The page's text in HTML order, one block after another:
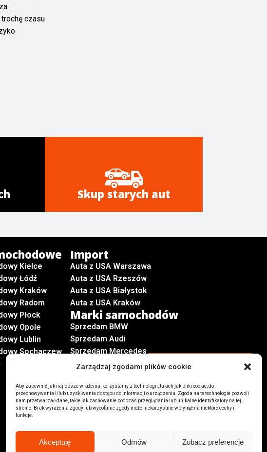
Zarządzaj zgodami plików cookie
Aby zapewnić jak najlepsze wrażenia, korzystamy z technologii, takich jak pliki cookie, do
przechowywania i/lub uzyskiwania dostępu do informacji o urządzeniu. Zgoda na te technologie pozwoli
nam przetwarzać dane, takie jak zachowanie podczas przeglądania lub unikalne identyfikatory na tej
stronie. Brak wyrażenia zgody lub wycofanie zgody może niekorzystnie wpłynąć na niektóre cechy i
funkcje.
Akceptuję Odmów Zobacz preferencje
czasu
Skup starych aut
Kielce
Łódź
Kraków
Radom
Płock
Opole
Lublin
Sochaczew
Import
Auta z USA Warszawa
Auta z USA Rzeszów
Auta z USA Białystok
Auta z USA Kraków
Marki samochodów
Sprzedam BMW
Sprzedam Audi
Sprzedam Mercedes
Wszystkie marki samochodów